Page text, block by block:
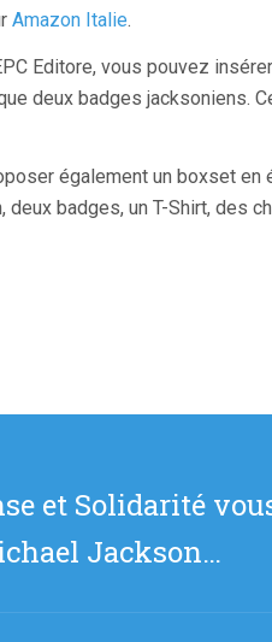
Amazon Italie.
Editore, vous pouvez
deux badges jacksoniens.
également un boxset en
badges, un T-Shirt, des
et Solidarité
Jackson…